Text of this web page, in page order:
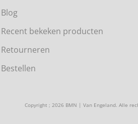
Blog
Recent bekeken producten
Retourneren
Bestellen
Copyright ; 2026 BMN | Van Engeland. Alle